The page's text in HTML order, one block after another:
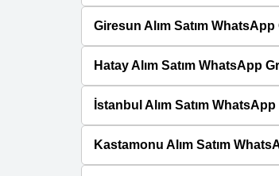
Giresun Alım Satım WhatsApp
Hatay Alım Satım WhatsApp
İstanbul Alım Satım WhatsApp
Kastamonu Alım Satım